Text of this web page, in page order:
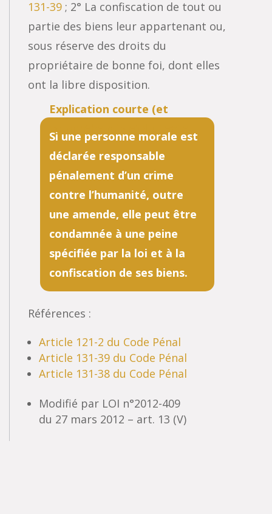
131-39; 2° La confiscation de tout ou
partie des biens leur appartenant ou,
sous réserve des droits du
propriétaire de bonne foi, dont elles
ont la libre disposition.
Si une personne morale est
déclarée responsable
pénalement d’un crime
contre l’humanité, outre
une amende, elle peut être
condamnée à une peine
spécifiée par la loi et à la
confiscation de ses biens.
Références :
Article 121-2 du Code Pénal
Article 131-39 du Code Pénal
Article 131-38 du Code Pénal
Modifié par LOI n°2012-409
du 27 mars 2012 – art. 13 (V)